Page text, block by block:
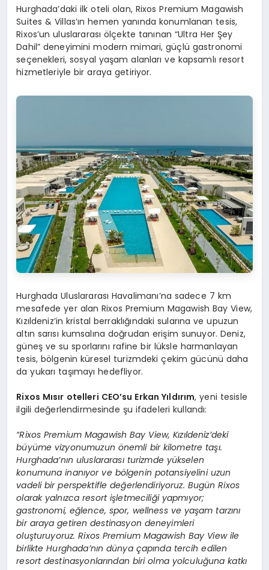
Hurghada’daki ilk oteli olan, Rixos Premium Magawish
Suites & Villas’ın hemen yanında konumlanan tesis,
Rixos’un uluslararası ölçekte tanınan “Ultra Her Şey
Dahil” deneyimini modern mimari, güçlü gastronomi
seçenekleri, sosyal yaşam alanları ve kapsamlı resort
hizmetleriyle bir araya getiriyor.
Hurghada Uluslararası Havalimanı’na sadece 7 km
mesafede yer alan Rixos Premium Magawish Bay View,
Kızıldeniz’in kristal berraklığındaki sularına ve upuzun
altın sarısı kumsalına doğrudan erişim sunuyor. Deniz,
güneş ve su sporlarını rafine bir lüksle harmanlayan
tesis, bölgenin küresel turizmdeki çekim gücünü daha
da yukarı taşımayı hedefliyor.
Rixos Mısır otelleri CEO’su Erkan Yıldırım, yeni tesisle
ilgili değerlendirmesinde şu ifadeleri kullandı:
“Rixos Premium Magawish Bay View, Kızıldeniz’deki
büyüme vizyonumuzun önemli bir kilometre taşı.
Hurghada’nın uluslararası turizmde yükselen
konumuna inanıyor ve bölgenin potansiyelini uzun
vadeli bir perspektifle değerlendiriyoruz. Bugün Rixos
olarak yalnızca resort işletmeciliği yapmıyor;
gastronomi, eğlence, spor, wellness ve yaşam tarzını
bir araya getiren destinasyon deneyimleri
oluşturuyoruz. Rixos Premium Magawish Bay View ile
birlikte Hurghada’nın dünya çapında tercih edilen
resort destinasyonlarından biri olma yolculuğuna katkı